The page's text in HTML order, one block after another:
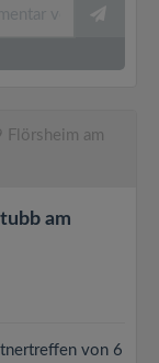
Flörsheim am
am
von 6